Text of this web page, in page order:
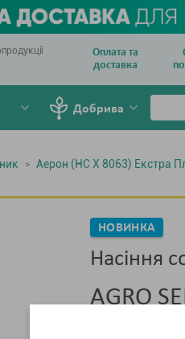
Оплата та
доставка
Добрива
Aерон (НС Х 8063) Екстра
НОВИНКА
Насіння
AGRO